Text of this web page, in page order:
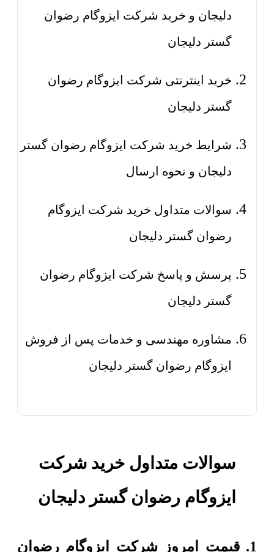
دلیجان و خرید شرکت ایزوگام رضوان
گستر دلیجان
خرید اینترنتی شرکت ایزوگام رضوان
گستر دلیجان
شرایط خرید شرکت ایزوگام رضوان گستر
دلیجان و نحوه ارسال
سوالات متداول خرید شرکت ایزوگام
رضوان گستر دلیجان
پرسش و پاسخ شرکت ایزوگام رضوان
گستر دلیجان
مشاوره مهندسی و خدمات پس از فروش
ایزوگام رضوان گستر دلیجان
سوالات متداول خرید شرکت
ایزوگام رضوان گستر دلیجان
1. قیمت امروز شرکت ایزوگام رضوان